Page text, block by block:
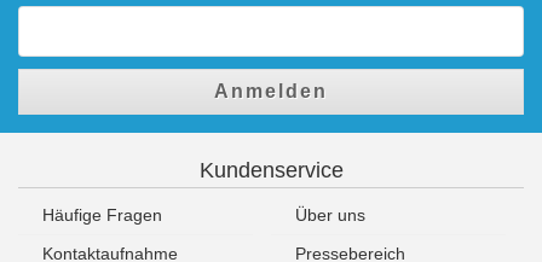
Anmelden
Kundenservice
Häufige Fragen
Über uns
Kontaktaufnahme
Pressebereich